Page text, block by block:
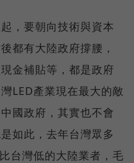
，要朝向技術與資本
都有大陸政府撐腰，
金補貼等，都是政府
LED產業現在最大的敵
國政府，其實也不會
如此，去年台灣眾多
台灣低的大陸業者，毛